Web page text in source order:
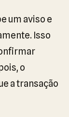
um aviso e
Isso
o
a transação